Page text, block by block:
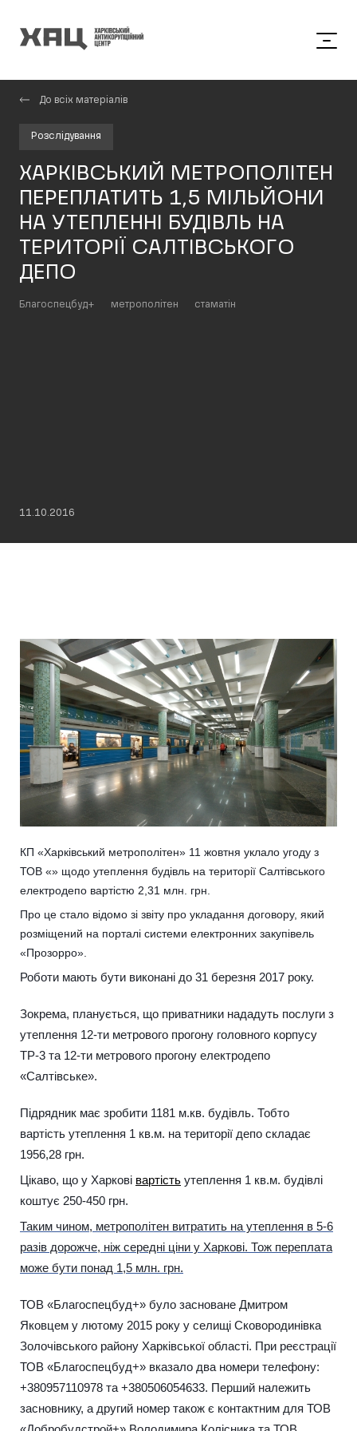
До всіх матеріалів
Розслідування
ХАРКІВСЬКИЙ МЕТРОПОЛІТЕН
ПЕРЕПЛАТИТЬ 1,5 МІЛЬЙОНИ
НА УТЕПЛЕННІ БУДІВЛЬ НА
ТЕРИТОРІЇ САЛТІВСЬКОГО
ДЕПО
Благоспецбуд+ метрополітен стаматін
11.10.2016
КП «Харківський метрополітен» 11 жовтня уклало угоду з
ТОВ «» щодо утеплення будівль на території Салтівського
електродепо вартістю 2,31 млн. грн.
Про це стало відомо зі звіту про укладання договору, який
розміщений на порталі системи електронних закупівель
«Прозорро».
Роботи мають бути виконані до 31 березня 2017 року.
Зокрема, планується, що приватники нададуть послуги з
утеплення 12-ти метрового прогону головного корпусу
ТР-3 та 12-ти метрового прогону електродепо
«Салтівське».
Підрядник має зробити 1181 м.кв. будівль. Тобто
вартість утеплення 1 кв.м. на території депо складає
1956,28 грн.
Цікаво, що у Харкові вартість утеплення 1 кв.м. будівлі
коштує 250-450 грн.
Таким чином, метрополітен витратить на утеплення в 5-6
разів дорожче, ніж середні ціни у Харкові. Тож переплата
може бути понад 1,5 млн. грн.
ТОВ «Благоспецбуд+» було засноване Дмитром
Яковцем у лютому 2015 року у селищі Сковородинівка
Золочівського району Харківської області. При реєстрації
ТОВ «Благоспецбуд+» вказало два номери телефону:
+380957110978 та +380506054633. Перший належить
засновнику, а другий номер також є контактним для ТОВ